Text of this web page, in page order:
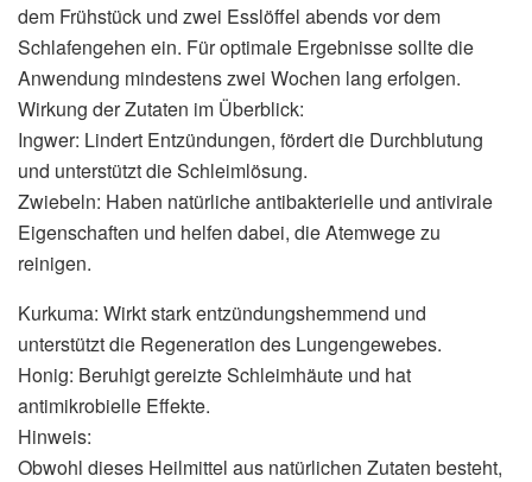
dem Frühstück und zwei Esslöffel abends vor dem
Schlafengehen ein. Für optimale Ergebnisse sollte die
Anwendung mindestens zwei Wochen lang erfolgen.
Wirkung der Zutaten im Überblick:
Ingwer: Lindert Entzündungen, fördert die Durchblutung
und unterstützt die Schleimlösung.
Zwiebeln: Haben natürliche antibakterielle und antivirale
Eigenschaften und helfen dabei, die Atemwege zu
reinigen.
Kurkuma: Wirkt stark entzündungshemmend und
unterstützt die Regeneration des Lungengewebes.
Honig: Beruhigt gereizte Schleimhäute und hat
antimikrobielle Effekte.
Hinweis:
Obwohl dieses Heilmittel aus natürlichen Zutaten besteht,